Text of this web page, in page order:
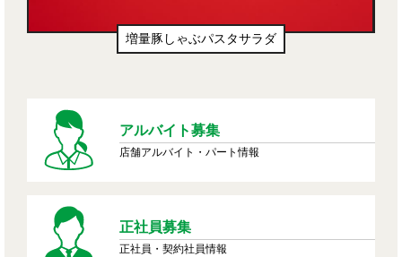
生ドーナツ（わたあめ味風）
アルバイト募集
店舗アルバイト・パート情報
正社員募集
正社員・契約社員情報